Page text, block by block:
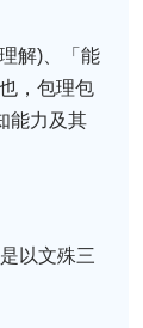
解)、「能
，包理包
能力及其
以文殊三